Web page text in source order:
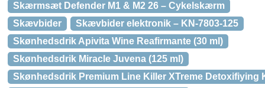
Skærmsæt Defender M1 & M2 26 – Cykelskærm
Skævbider
Skævbider elektronik – KN-7803-125
Skønhedsdrik Apivita Wine Reafirmante (30 ml)
Skønhedsdrik Miracle Juvena (125 ml)
Skønhedsdrik Premium Line Killer XTreme Detoxifiying